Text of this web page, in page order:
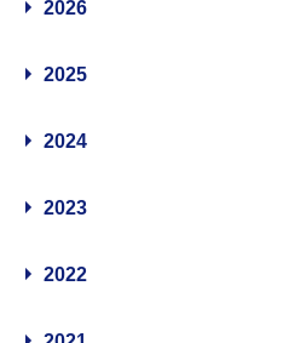
2026
2025
2024
2023
2022